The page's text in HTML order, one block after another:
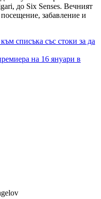
до Six Senses. Вечният
забавление и
списъка със стоки за да
на 16 януари в